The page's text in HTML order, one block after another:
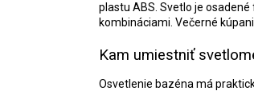
plastu ABS. Svetlo je
kombináciami. Večerné
Kam umiestniť
Osvetlenie bazéna má